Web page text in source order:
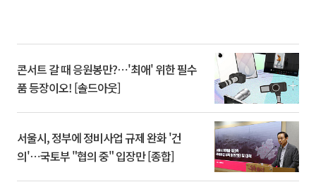
콘서트 갈 때 응원봉만?⋯'최애' 위한 필수
품 등장이오! [솔드아웃]
서울시, 정부에 정비사업 규제 완화 '건
의'⋯국토부 "협의 중" 입장만 [종합]